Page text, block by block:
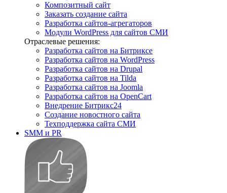
Композитный сайт
Заказать создание сайта
Разработка сайтов-агрегаторов
Модули WordPress для сайтов СМИ
Отраслевые решения:
Разработка сайтов на Битриксе
Разработка сайтов на WordPress
Разработка сайтов на Drupal
Разработка сайтов на Tilda
Разработка сайтов на Joomla
Разработка сайтов на OpenCart
Внедрение Битрикс24
Создание новостного сайта
Техподдержка сайта СМИ
SMM и PR